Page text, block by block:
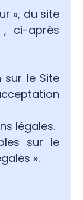
», du site
, ci-après
sur le Site
légales.
sur le
».